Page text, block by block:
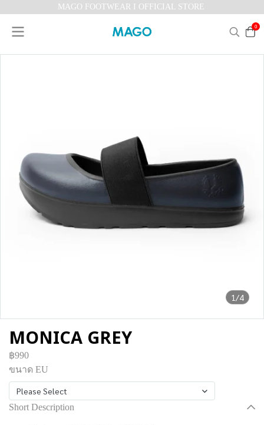
MAGO FOOTWEAR I OFFICIAL STORE
0
1/4
MONICA GREY
฿990
ขนาด EU
Please Select
Short Description